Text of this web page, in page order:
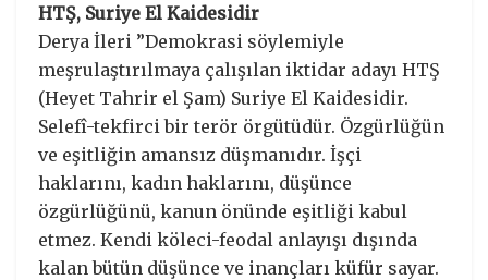
HTŞ, Suriye El Kaidesidir
Derya İleri ”Demokrasi söylemiyle
meşrulaştırılmaya çalışılan iktidar adayı HTŞ
(Heyet Tahrir el Şam) Suriye El Kaidesidir.
Selefî-tekfirci bir terör örgütüdür. Özgürlüğün
ve eşitliğin amansız düşmanıdır. İşçi
haklarını, kadın haklarını, düşünce
özgürlüğünü, kanun önünde eşitliği kabul
etmez. Kendi köleci-feodal anlayışı dışında
kalan bütün düşünce ve inançları küfür sayar.